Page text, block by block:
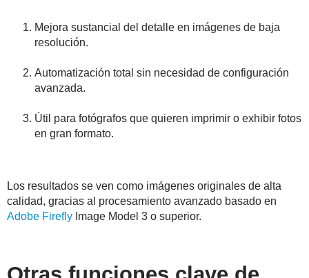
Mejora sustancial del detalle en imágenes de baja
resolución.
Automatización total sin necesidad de configuración
avanzada.
Útil para fotógrafos que quieren imprimir o exhibir fotos
en gran formato.
Los resultados se ven como imágenes originales de alta
calidad, gracias al procesamiento avanzado basado en
Adobe Firefly Image Model 3 o superior.